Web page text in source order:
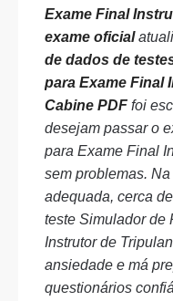
Exame Final
exame oficial
de dados de
para Exame Final
Cabine PDF foi
desejam passar o
para Exame Final
sem problemas.
adequada, cerca
teste Simulador de
Instrutor de
ansiedade e má
questionários